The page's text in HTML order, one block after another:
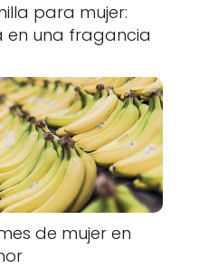
para mujer:
en una fragancia
de mujer en